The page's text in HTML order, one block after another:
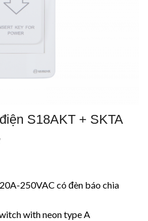
S18AKT + SKTA
250VAC có đèn báo chìa
with neon type A